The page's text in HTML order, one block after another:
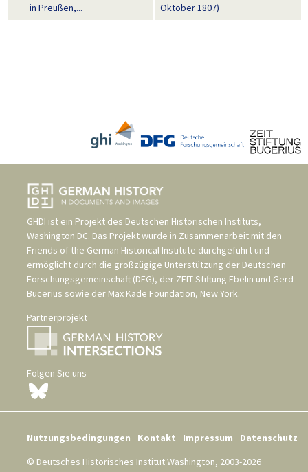
in Preußen,...
Oktober 1807)
GHDI ist ein Projekt des Deutschen Historischen Instituts,
Washington DC. Das Projekt wurde in Zusammenarbeit mit den
Friends of the German Historical Institute durchgeführt und
ermöglicht durch die großzügige Unterstützung der Deutschen
Forschungsgemeinschaft (DFG), der ZEIT-Stiftung Ebelin und Gerd
Bucerius sowie der Max Kade Foundation, New York.
Partnerprojekt
Folgen Sie uns
Nutzungsbedingungen Kontakt Impressum
Datenschutz
© Deutsches Historisches Institut Washington, 2003-2026